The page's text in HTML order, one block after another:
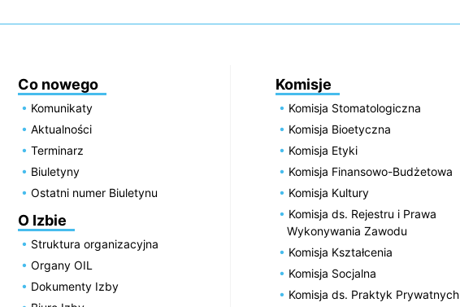
Co nowego
Komunikaty
Aktualności
Terminarz
Biuletyny
Ostatni numer Biuletynu
O Izbie
Struktura organizacyjna
Organy OIL
Dokumenty Izby
Komisje
Komisja Stomatologiczna
Komisja Bioetyczna
Komisja Etyki
Komisja Finansowo-Budżetowa
Komisja Kultury
Komisja ds. Rejestru i Prawa
Wykonywania Zawodu
Komisja Kształcenia
Komisja Socjalna
Komisja ds. Praktyk Prywatnych